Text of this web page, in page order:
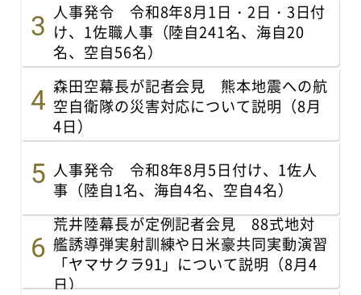
人事発令 令和8年8月1日・2日・3日付
け、1佐職人事（陸自241名、海自20
名、空自56名）
森田空幕長が記者会見 熊本地震への航
空自衛隊の災害対応について説明（8月
4日）
人事発令 令和8年8月5日付け、1佐人
事（陸自1名、海自4名、空自4名）
荒井陸幕長が定例記者会見 88式地対
艦誘導弾実射訓練や日米豪共同実動演習
「ヤマサクラ91」について説明（8月4
日）